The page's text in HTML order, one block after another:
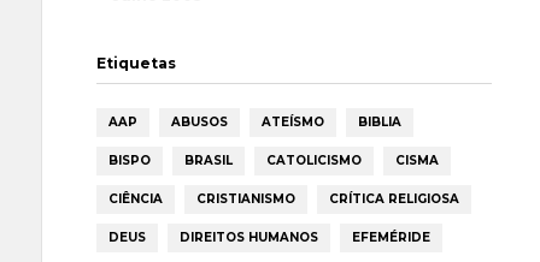
Etiquetas
AAP ABUSOS ATEÍSMO BIBLIA
BISPO BRASIL CATOLICISMO CISMA
CIÊNCIA CRISTIANISMO CRÍTICA RELIGIOSA
DEUS DIREITOS HUMANOS EFEMÉRIDE